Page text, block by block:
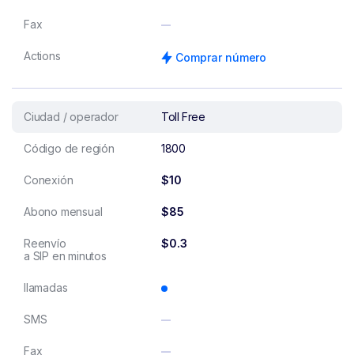
Fax
Actions Comprar número
Ciudad / operador Toll Free
Código de región 1800
Conexión $10
Abono mensual $85
Reenvío
a SIP en minutos
$0.3
llamadas
SMS
Fax